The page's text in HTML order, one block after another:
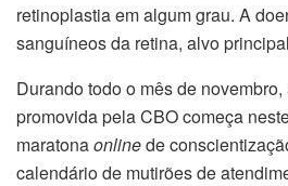
retinoplastia em algum grau. A
sanguíneos da retina, alvo
Durando todo o mês de
promovida pela CBO começa
maratonaonlinede
calendário de mutirões de